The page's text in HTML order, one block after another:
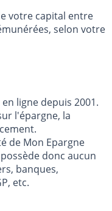
votre capital entre
selon votre
ligne depuis 2001.
l'épargne, la
de Mon Epargne
donc aucun
banques,